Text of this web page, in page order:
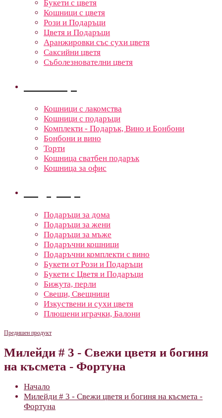
Букети с цветя
Кошници с цветя
Рози и Подаръци
Цветя и Подаръци
Аранжировки със сухи цветя
Саксийни цветя
Съболезнователни цветя
Кошници с лакомства
Кошници с подаръци
Комплекти - Подарък, Вино и Бонбони
Бонбони и вино
Торти
Кошница сватбен подарък
Кошница за офис
Подаръци за дома
Подаръци за жени
Подаръци за мъже
Подаръчни кошници
Подаръчни комплекти с вино
Букети от Рози и Подаръци
Букети с Цветя и Подаръци
Бижута, перли
Свещи, Свещници
Изкуствени и сухи цветя
Плюшени играчки, Балони
Предишен продукт
Милейди # 3 - Свежи цветя и богиня
на късмета - Фортуна
Начало
Милейди # 3 - Свежи цветя и богиня на късмета -
Фортуна